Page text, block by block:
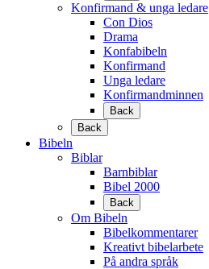
Konfirmand & unga ledare
Con Dios
Drama
Konfabibeln
Konfirmand
Unga ledare
Konfirmandminnen
Back
Back
Bibeln
Biblar
Barnbiblar
Bibel 2000
Back
Om Bibeln
Bibelkommentarer
Kreativt bibelarbete
På andra språk